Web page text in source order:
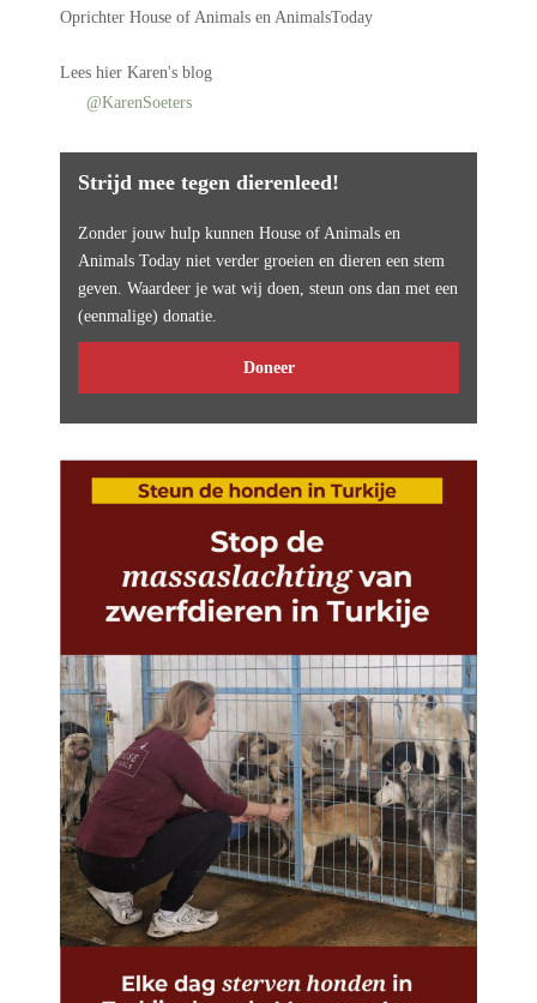
Oprichter House of Animals en AnimalsToday
Lees hier Karen's blog
@KarenSoeters
Strijd mee tegen dierenleed!
Zonder jouw hulp kunnen House of Animals en
Animals Today niet verder groeien en dieren een stem
geven. Waardeer je wat wij doen, steun ons dan met een
(eenmalige) donatie.
Doneer